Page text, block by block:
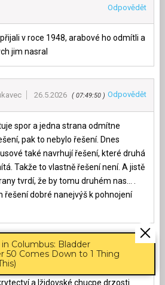
Odpovědět
v roce 1948, arabové ho odmítli a
jim nasral
26.5.2026 07:49:50 Odpovědět
spor a jedna strana odmítne
pak to nebylo řešení. Dnes
také navrhují řešení, které druhá
Takže to vlastně řešení není. A jistě
tvrdí, že by tomu druhém nas… .
řešení dobré nanejvýš k pohnojení
07:51:21 Odpovědět
a lžidovské chucpe drzosti.
Columbus: Bladder
50 Comes Down to 1 Thing